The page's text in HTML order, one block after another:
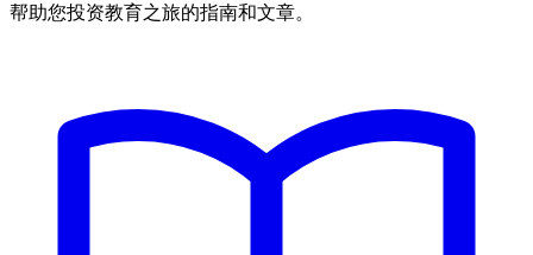
帮助您投资教育之旅的指南和文章。